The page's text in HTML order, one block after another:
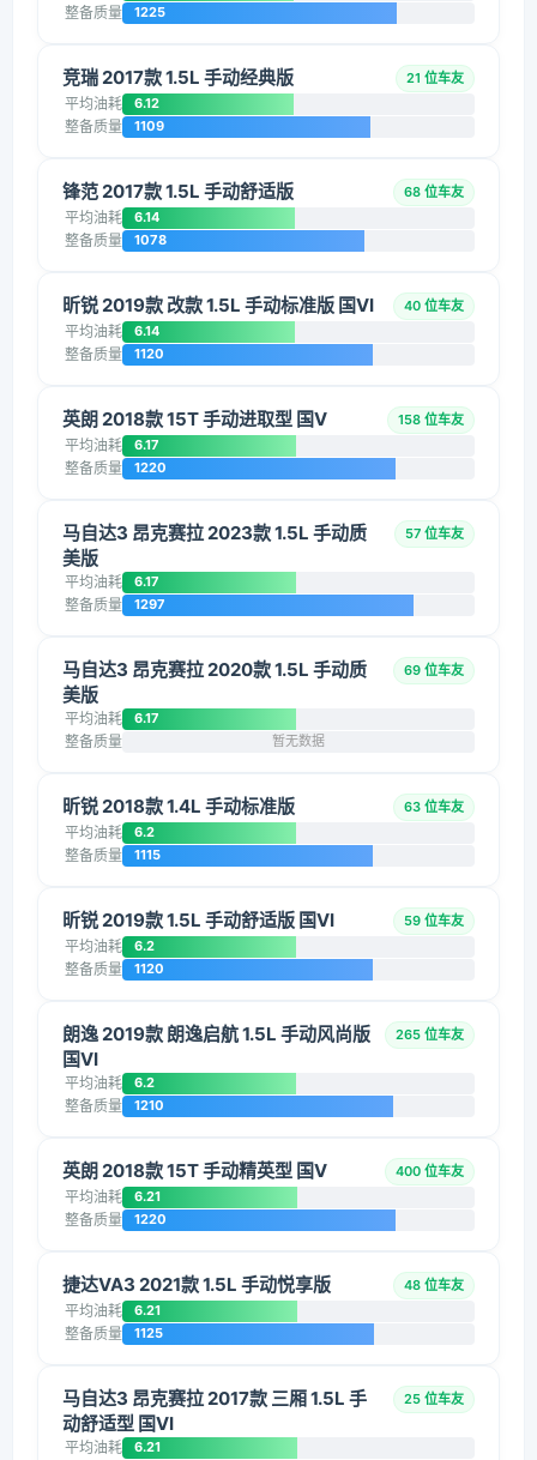
整备质量 1225
竞瑞 2017款 1.5L 手动经典版 21 位车友
平均油耗 6.12
整备质量 1109
锋范 2017款 1.5L 手动舒适版 68 位车友
平均油耗 6.14
整备质量 1078
昕锐 2019款 改款 1.5L 手动标准版 国VI 40 位车友
平均油耗 6.14
整备质量 1120
英朗 2018款 15T 手动进取型 国V 158 位车友
平均油耗 6.17
整备质量 1220
马自达3 昂克赛拉 2023款 1.5L 手动质
美版
57 位车友
平均油耗 6.17
整备质量 1297
马自达3 昂克赛拉 2020款 1.5L 手动质
美版
69 位车友
平均油耗 6.17
整备质量 暂无数据
昕锐 2018款 1.4L 手动标准版 63 位车友
平均油耗 6.2
整备质量 1115
昕锐 2019款 1.5L 手动舒适版 国VI 59 位车友
平均油耗 6.2
整备质量 1120
朗逸 2019款 朗逸启航 1.5L 手动风尚版
国VI
265 位车友
平均油耗 6.2
整备质量 1210
英朗 2018款 15T 手动精英型 国V 400 位车友
平均油耗 6.21
整备质量 1220
捷达VA3 2021款 1.5L 手动悦享版 48 位车友
平均油耗 6.21
整备质量 1125
马自达3 昂克赛拉 2017款 三厢 1.5L 手
动舒适型 国VI
25 位车友
平均油耗 6.21